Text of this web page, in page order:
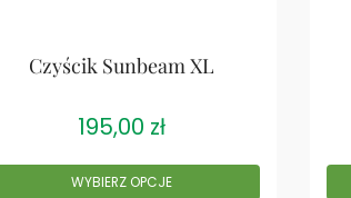
Czyścik Sunbeam XL
195,00 zł
WYBIERZ OPCJE